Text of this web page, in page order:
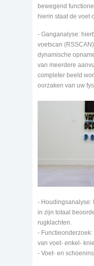
bewegend
hierin staat de voet
- Ganganalyse:
voetscan
dynamische
van meerdere
completer beeld
oorzaken van uw
- Houdingsanalyse:
in zijn totaal
rugklachten.
-
van voet- enkel-
- Voet- en